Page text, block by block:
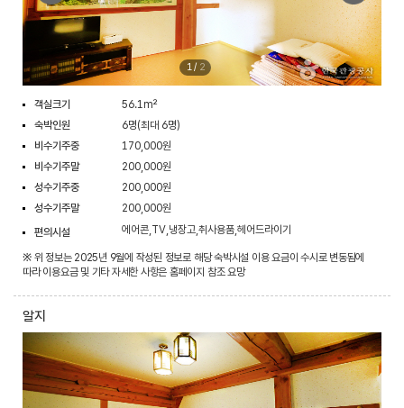
1/ 2
객실크기
56.1m²
숙박인원
6명(최대 6명)
비수기주중
170,000원
비수기주말
200,000원
성수기주중
200,000원
성수기주말
200,000원
편의시설
에어콘,TV,냉장고,취사용품,헤어드라이기
※ 위 정보는 2025년 9월에 작성된 정보로 해당 숙박시설 이용 요금이 수시로 변동됨에
따라 이용요금 및 기타 자세한 사항은 홈페이지 참조 요망
알지